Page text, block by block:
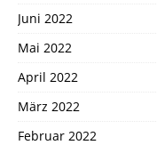
Juni 2022
Mai 2022
April 2022
März 2022
Februar 2022